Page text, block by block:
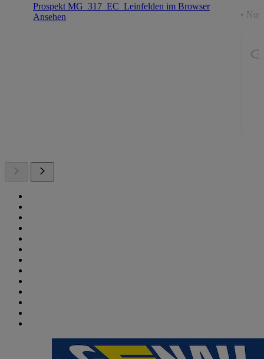
Prospekt MG_317_EC_Leinfelden im Browser
Ansehen
• Nur